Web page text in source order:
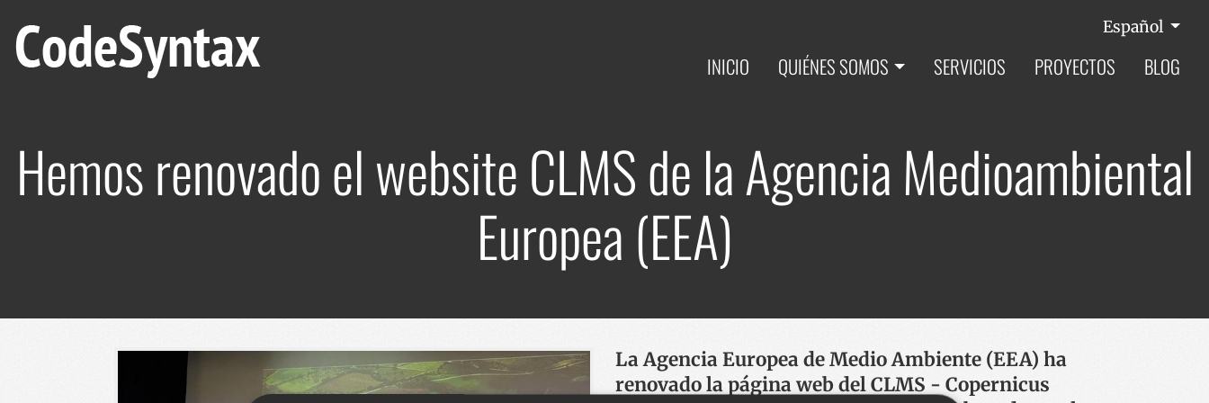
Español
INICIO QUIÉNES SOMOS SERVICIOS PROYECTOS BLOG
Hemos renovado el website CLMS de la Agencia Medioambiental
Europea (EEA)
La Agencia Europea de Medio Ambiente (EEA) ha
renovado la página web del CLMS - Copernicus